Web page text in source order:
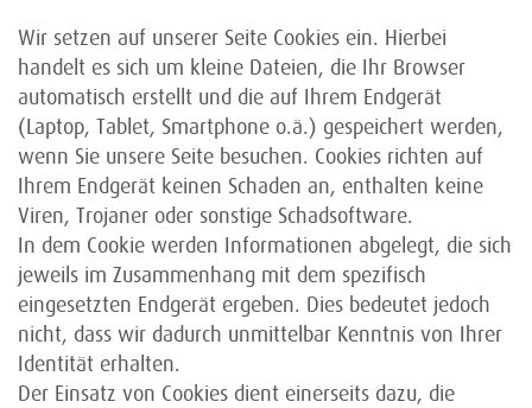
Wir setzen auf unserer Seite Cookies ein. Hierbei
handelt es sich um kleine Dateien, die Ihr Browser
automatisch erstellt und die auf Ihrem Endgerät
(Laptop, Tablet, Smartphone o.ä.) gespeichert werden,
wenn Sie unsere Seite besuchen. Cookies richten auf
Ihrem Endgerät keinen Schaden an, enthalten keine
Viren, Trojaner oder sonstige Schadsoftware.
In dem Cookie werden Informationen abgelegt, die sich
jeweils im Zusammenhang mit dem spezifisch
eingesetzten Endgerät ergeben. Dies bedeutet jedoch
nicht, dass wir dadurch unmittelbar Kenntnis von Ihrer
Identität erhalten.
Der Einsatz von Cookies dient einerseits dazu, die